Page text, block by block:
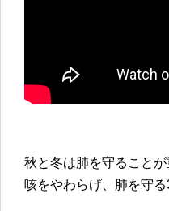
秋と冬は肺を守ることが
咳をやわらげ、肺を守